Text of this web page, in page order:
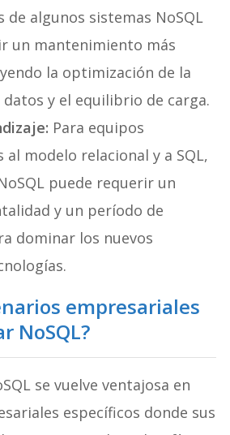
de algunos sistemas NoSQL
un mantenimiento más
la optimización de la
y el equilibrio de carga.
Para equipos
modelo relacional y a SQL,
puede requerir un
y un período de
dominar los nuevos
empresariales
NoSQL?
se vuelve ventajosa en
específicos donde sus